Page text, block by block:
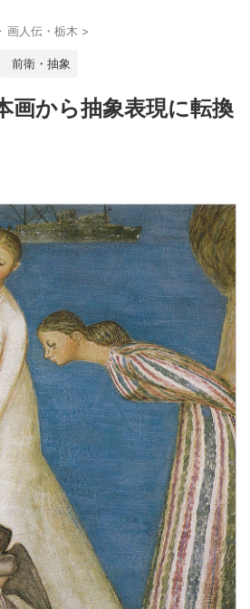
画人伝・栃木 >
前衛・抽象
画から抽象表現に転換